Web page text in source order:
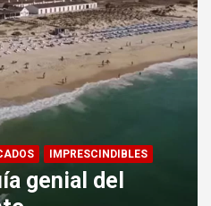
IMPRESCINDIBLES
genial del